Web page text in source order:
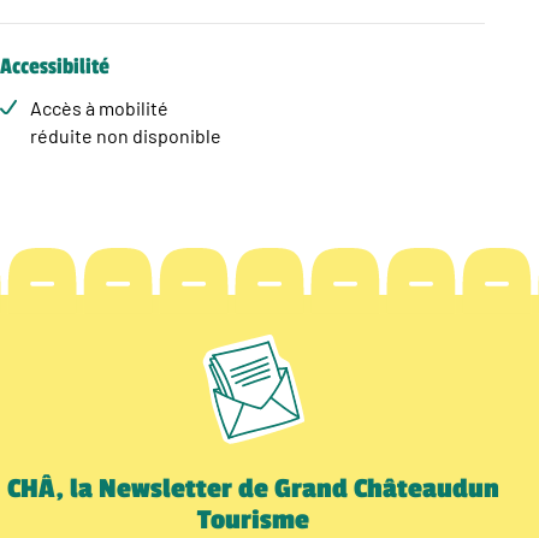
Accessibilité
Accès à mobilité
réduite non disponible
CHÂ, la Newsletter de Grand Châteaudun
Tourisme